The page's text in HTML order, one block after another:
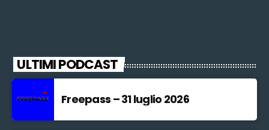
ULTIMI PODCAST
Freepass – 31 luglio 2026